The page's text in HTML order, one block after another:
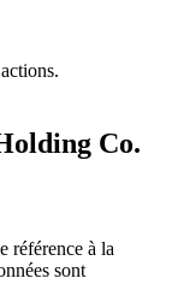
Co.
référence à la
sont